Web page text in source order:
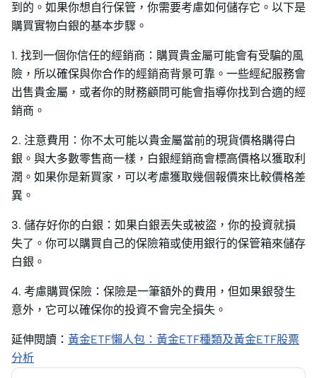
到的。如果你想自行保管，你需要考慮如何儲存它。以下是
購買實物白銀的基本步驟。
1. 找到一個你信任的經銷商：購買貴金屬可能會有受騙的風
險，所以確保與你合作的經銷商背景可靠。一些經紀服務會
出售貴金屬，或者你的財務顧問可能會指導你找到合適的經
銷商。
2. 注意費用：你不太可能以貴金屬當前的現貨價格購得白
銀。與大多數零售商一樣，白銀經銷商會標高價格以獲取利
潤。如果你是新買家，可以考慮獲取幾個報價來比較價格差
異。
3. 儲存好你的白銀：如果白銀丟失或被盜，你的投資就損
失了。你可以購買自己的保險箱或使用銀行的保管箱來儲存
白銀。
4. 考慮購買保險：保險是一筆額外的費用，但如果銀發生
意外，它可以確保你的投資不會完全損失。
延伸閱讀： 黃金ETF懶人包：黃金ETF種類及黃金ETF股票
分析